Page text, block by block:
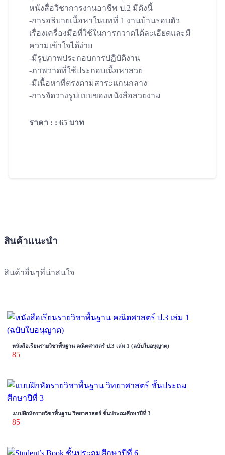
หนังสื่อวิชาการงานอาชีพ ป.2 มีดังนี้
-การอธิบายเนื้อหาในบทที่ 1 งานบ้านรอบตัว
เรื่องเครื่องมือที่ใช้ในการกวาดได้ละเอียดและมี
ความเข้าใจได้ง่าย
-มีรูปภาพประกอบการปฏิบัติงาน
-ภาพวาดที่ใช้ประกอบเนื้อหาสวย
-มีเนื้อหาที่ตรงตามสาระแกนกลาง
-การจัดวางรูปแบบของหนังสือสวยงาม
ราคา : : 65 บาท
สินค้าแนะนำ
สินค้าอื่นๆที่น่าสนใจ
หนังสือเรียนรายวิชาพื้นฐาน คณิตศาสตร์ ป.3 เล่ม 1 (ฉบับใบอนุญาต)
85
แบบฝึกหัดรายวิชาพื้นฐาน วิทยาศาสตร์ ชั้นประถมศึกษาปีที่ 3
85